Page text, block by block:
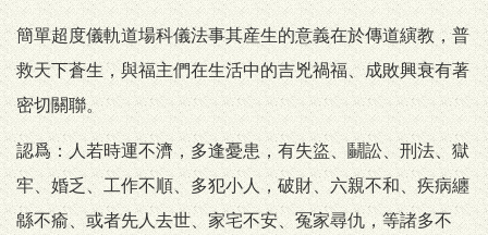
簡單超度儀軌道場科儀法事其産生的意義在於傳道縯教，普
救天下蒼生，與福主們在生活中的吉兇禍福、成敗興衰有著
密切關聯。
認爲：人若時運不濟，多逢憂患，有失盜、鬭訟、刑法、獄
牢、婚乏、工作不順、多犯小人，破財、六親不和、疾病纏
緜不瘉、或者先人去世、家宅不安、冤家尋仇，等諸多不